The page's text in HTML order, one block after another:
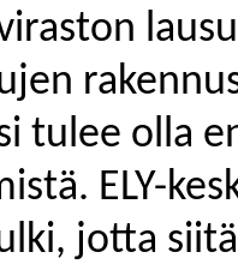
tulee olla
ELY-
jotta